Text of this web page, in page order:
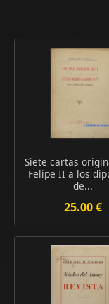
Siete cartas
Felipe II a los
de...
25.00 €